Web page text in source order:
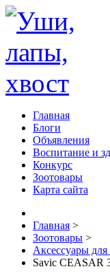
Главная
Блоги
Объявления
Воспитание и
Конкурс
Зоотовары
Карта сайта
Главная >
Зоотовары >
Аксессуары
Savic CEASAR